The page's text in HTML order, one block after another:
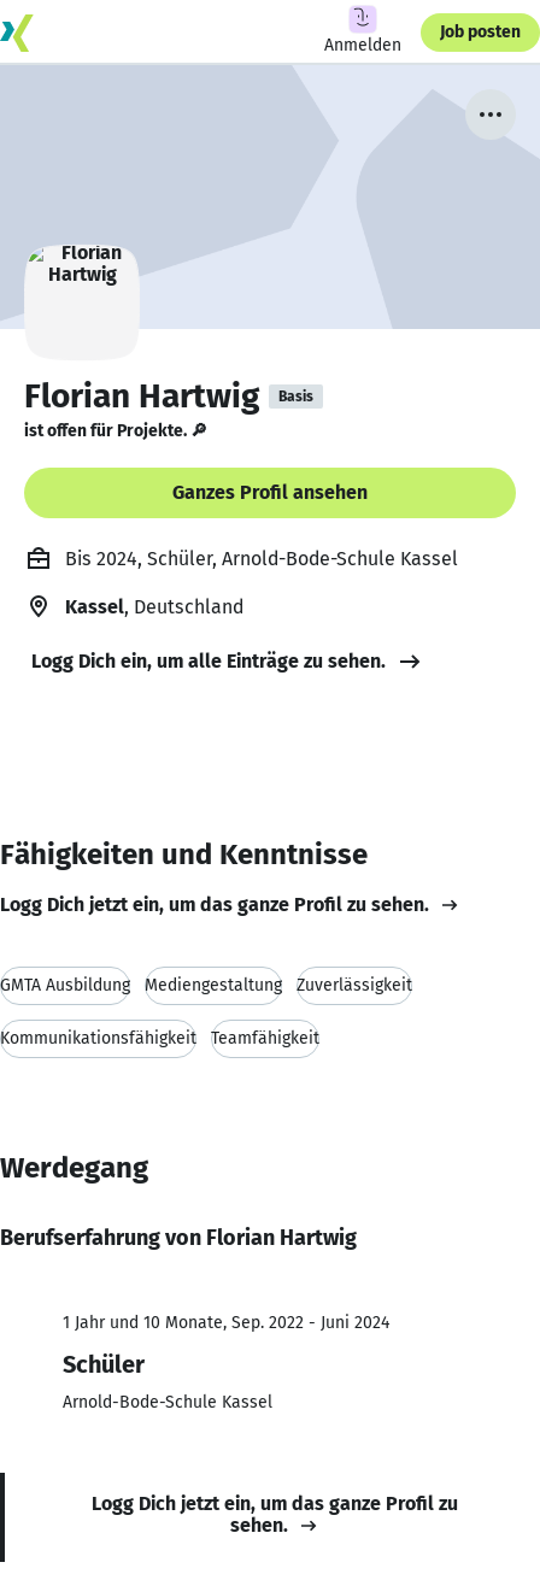
Anmelden
Job posten
Florian Hartwig Basis
ist offen für Projekte. 🔎
Ganzes Profil ansehen
Bis 2024, Schüler, Arnold-Bode-Schule Kassel
Kassel, Deutschland
Logg Dich ein, um alle Einträge zu sehen.
Fähigkeiten und Kenntnisse
Logg Dich jetzt ein, um das ganze Profil zu sehen.
GMTA Ausbildung Mediengestaltung Zuverlässigkeit
Kommunikationsfähigkeit Teamfähigkeit
Werdegang
Berufserfahrung von Florian Hartwig
1 Jahr und 10 Monate, Sep. 2022 - Juni 2024
Schüler
Arnold-Bode-Schule Kassel
Logg Dich jetzt ein, um das ganze Profil zu
sehen.